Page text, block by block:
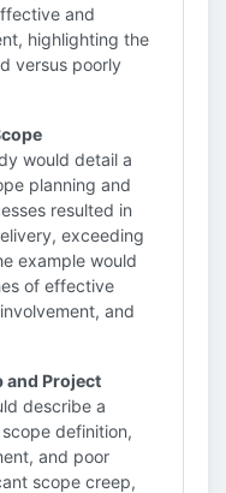
and
highlighting the
versus poorly
would detail a
planning and
resulted in
exceeding
example would
of effective
and
and Project
describe a
definition,
and poor
scope creep,